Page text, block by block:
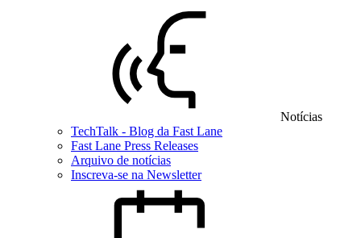
Notícias
TechTalk - Blog da Fast Lane
Fast Lane Press Releases
Arquivo de notícias
Inscreva-se na Newsletter